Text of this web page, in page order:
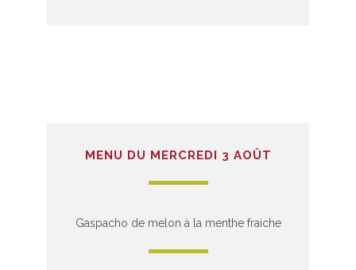
MENU DU MERCREDI 3 AOÛT
Gaspacho de melon à la menthe fraiche